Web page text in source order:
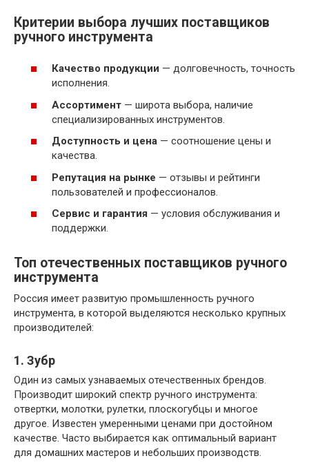
Критерии выбора лучших поставщиков
ручного инструмента
Качество продукции — долговечность, точность
исполнения.
Ассортимент — широта выбора, наличие
специализированных инструментов.
Доступность и цена — соотношение цены и
качества.
Репутация на рынке — отзывы и рейтинги
пользователей и профессионалов.
Сервис и гарантия — условия обслуживания и
поддержки.
Топ отечественных поставщиков ручного
инструмента
Россия имеет развитую промышленность ручного
инструмента, в которой выделяются несколько крупных
производителей:
1. Зубр
Один из самых узнаваемых отечественных брендов.
Производит широкий спектр ручного инструмента:
отвертки, молотки, рулетки, плоскогубцы и многое
другое. Известен умеренными ценами при достойном
качестве. Часто выбирается как оптимальный вариант
для домашних мастеров и небольших производств.